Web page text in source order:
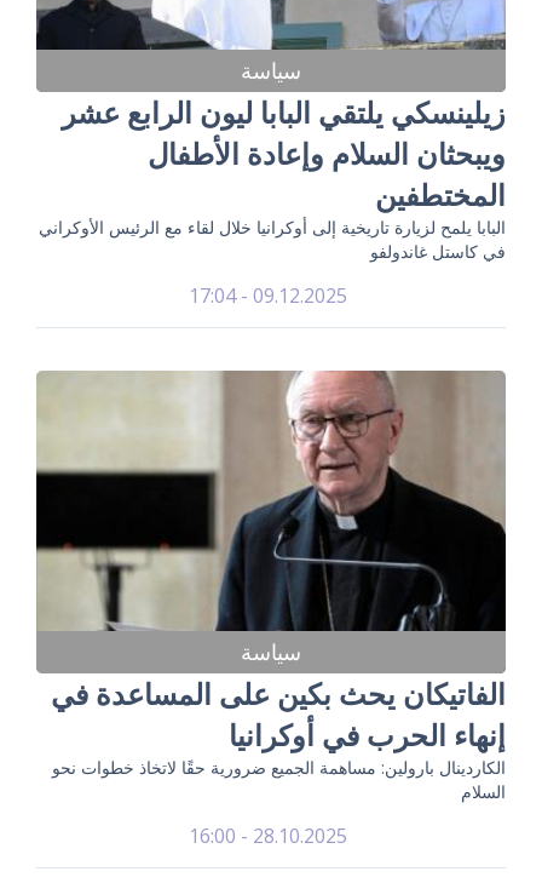
سياسة
زيلينسكي يلتقي البابا ليون الرابع عشر
ويبحثان السلام وإعادة الأطفال
المختطفين
البابا يلمح لزيارة تاريخية إلى أوكرانيا خلال لقاء مع الرئيس الأوكراني
في كاستل غاندولفو
09.12.2025 - 17:04
سياسة
الفاتيكان يحث بكين على المساعدة في
إنهاء الحرب في أوكرانيا
الكاردينال بارولين: مساهمة الجميع ضرورية حقًا لاتخاذ خطوات نحو
السلام
28.10.2025 - 16:00